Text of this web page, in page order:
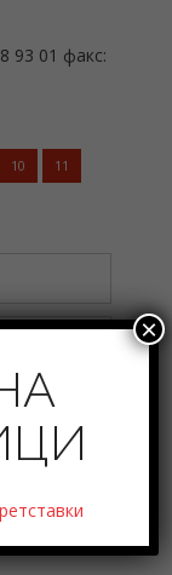
93 01 факс:
10 11
×